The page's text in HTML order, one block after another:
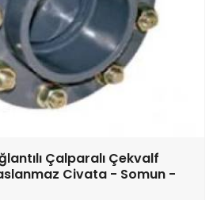
Çalparalı Çekvalf
Civata - Somun -